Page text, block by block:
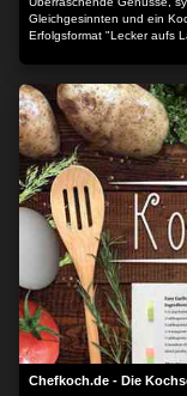
Gleichgesinnten und ein
Erfolgsformat "Lecker aufs
Chefkoch.de - Die